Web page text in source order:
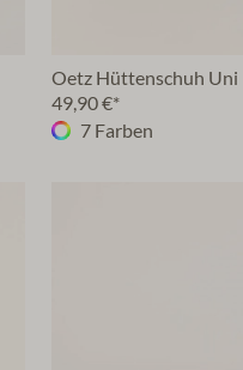
Oetz Hüttenschuh Uni
49,90 €*
7 Farben